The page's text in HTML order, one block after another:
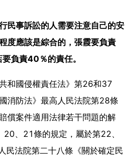
民事訴訟的人需要注意自己的安
度應該是綜合的，張霞要負責
負責40％的責任。
和國侵權責任法》第26和37
消防法》最高人民法院第28條
償案件適用法律若干問題的解
、21條的規定，屬於第22、
民法院第二十八條《關於確定民